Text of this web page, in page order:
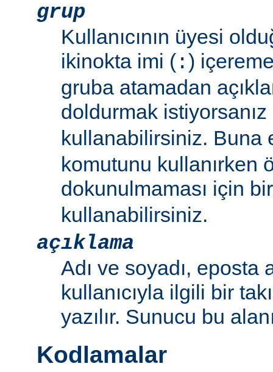
grup
Kullanıcının üyesi
ikinokta imi ( :)
gruba atamadan
doldurmak
kullanabilirsiniz. Buna
komutunu kullanırken
dokunulmaması için
kullanabilirsiniz.
açıklama
Adı ve soyadı, eposta
kullanıcıyla ilgili bir
yazılır. Sunucu bu
Kodlamalar